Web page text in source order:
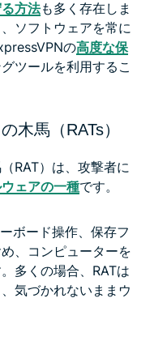
方法も多く存在しま
ソフトウェアを常に
の高度な保
ツールを利用するこ
木馬（RATs）
RAT）は、攻撃者に
ェアの一種です。
ボード操作、保存フ
、コンピューターを
多くの場合、RATは
気づかれないままウ